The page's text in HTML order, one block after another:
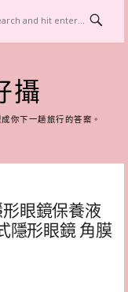
攝
你下一趟旅行的答案。
眼鏡保養液
隱形眼鏡 角膜